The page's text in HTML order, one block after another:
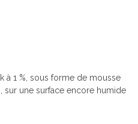
à 1 %, sous forme de mousse
sur une surface encore humide